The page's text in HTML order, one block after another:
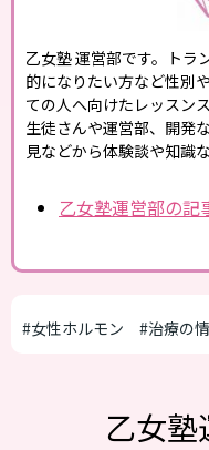
乙女塾 運営部です。トラ
的になりたい方など性別
ての人へ向けたレッスン
生徒さんや運営部、開発
見などから体験談や知識
乙女塾運営部の記
#女性ホルモン #治療の
乙女塾